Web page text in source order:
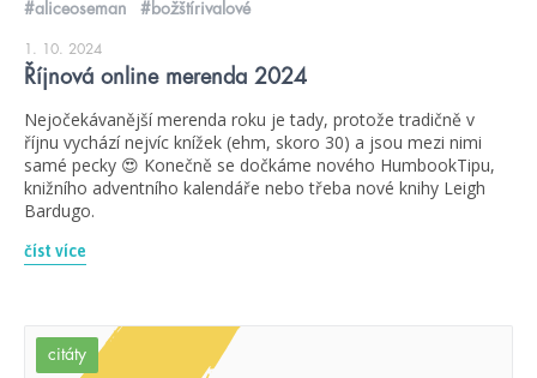
#aliceoseman #božštírivalové
1. 10. 2024
Říjnová online merenda 2024
Nejočekávanější merenda roku je tady, protože tradičně v
říjnu vychází nejvíc knížek (ehm, skoro 30) a jsou mezi nimi
samé pecky 😍 Konečně se dočkáme nového HumbookTipu,
knižního adventního kalendáře nebo třeba nové knihy Leigh
Bardugo.
číst více
citáty